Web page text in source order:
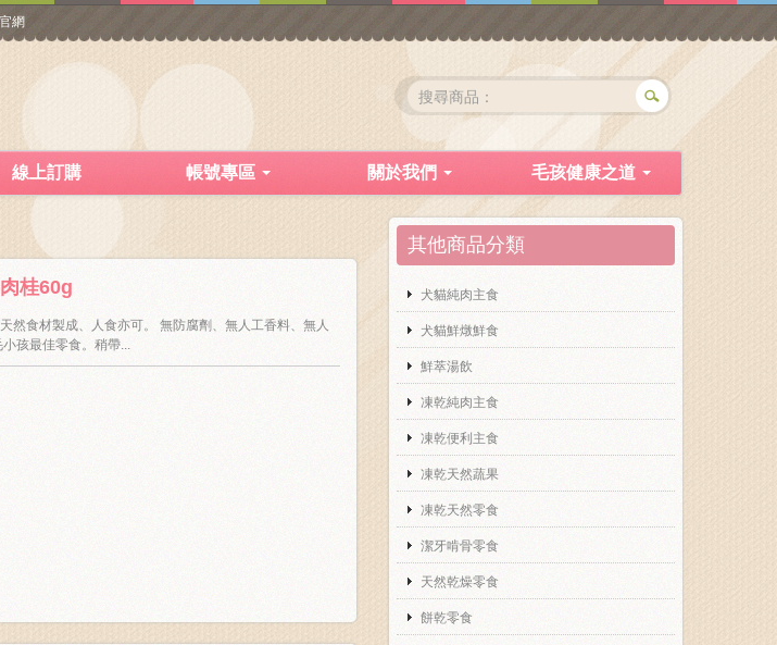
網
線上訂購 帳號專區 關於我們 毛孩健康之道
桂60g
然食材製成、人食亦可。 無防腐劑、無人工香料、無人
孩最佳零食。稍帶...
其他商品分類
犬貓純肉主食
犬貓鮮燉鮮食
鮮萃湯飲
凍乾純肉主食
凍乾便利主食
凍乾天然蔬果
凍乾天然零食
潔牙啃骨零食
天然乾燥零食
餅乾零食